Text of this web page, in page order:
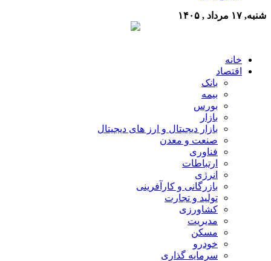
شنبه, ۱۷ مرداد , ۱۴۰۵
خانه
اقتصاد
بانک
بیمه
بورس
بازار
بازار دیجیتال و ارز های دیجیتال
صنعت و معدن
فناوری
ارتباطات
انرژی
بازرگانی و کارآفرینی
تولید و تجارت
کشاورزی
مدیریت
مسکن
خودرو
سرمایه گذاری